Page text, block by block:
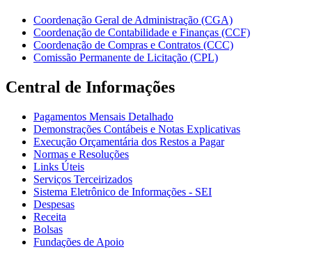
Coordenação Geral de Administração (CGA)
Coordenação de Contabilidade e Finanças (CCF)
Coordenação de Compras e Contratos (CCC)
Comissão Permanente de Licitação (CPL)
Central de Informações
Pagamentos Mensais Detalhado
Demonstrações Contábeis e Notas Explicativas
Execução Orçamentária dos Restos a Pagar
Normas e Resoluções
Links Úteis
Serviços Terceirizados
Sistema Eletrônico de Informações - SEI
Despesas
Receita
Bolsas
Fundações de Apoio